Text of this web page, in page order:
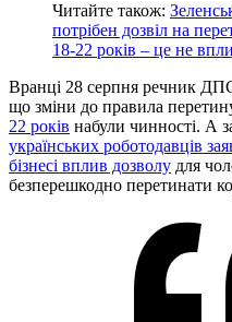
Читайте також:
потрібен дозвіл на
18-22 років – це не
Вранці 28 серпня речник
що зміни до правила
22 років набули чинності. А
українських роботодавців
бізнесі вплив дозволу для
безперешкодно перетинати